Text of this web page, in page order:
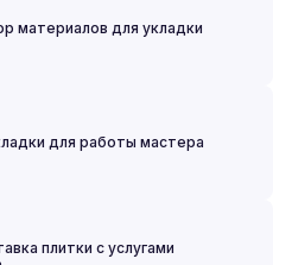
материалов для укладки
для работы мастера
плитки с услугами